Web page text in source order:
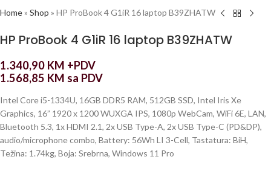
Home» Shop » HP ProBook 4 G1iR 16 laptop B39ZHATW
HP ProBook 4 G1iR 16 laptop B39ZHATW
1.340,90 KM +PDV
1.568,85 KM sa PDV
Intel Core i5-1334U, 16GB DDR5 RAM, 512GB SSD, Intel Iris Xe
Graphics, 16” 1920 x 1200 WUXGA IPS, 1080p WebCam, WiFi 6E, LAN,
Bluetooth 5.3, 1x HDMI 2.1, 2x USB Type-A, 2x USB Type-C (PD&DP),
audio/microphone combo, Battery: 56Wh LI 3-Cell, Tastatura: BiH,
Težina: 1.74kg, Boja: Srebrna, Windows 11 Pro